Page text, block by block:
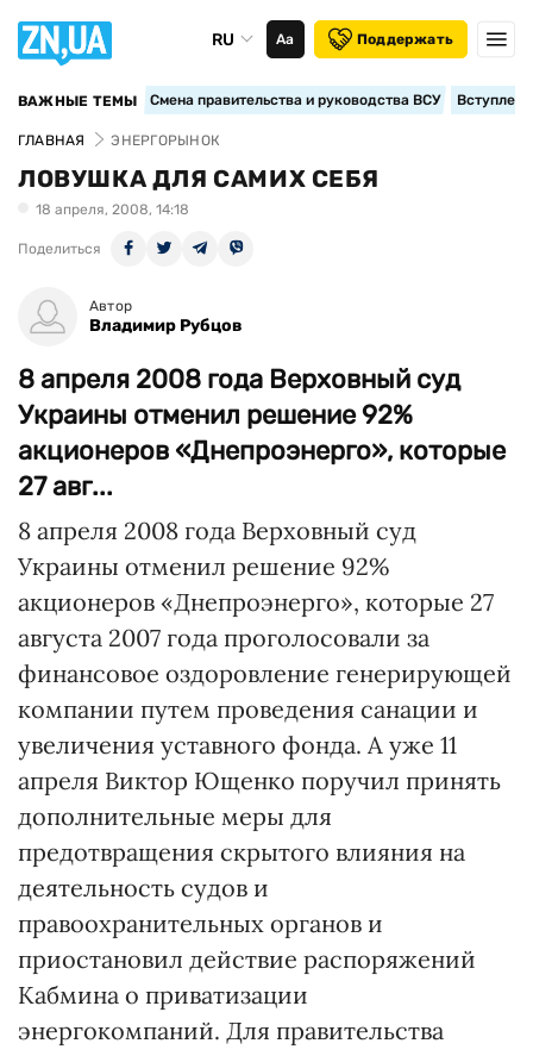
RU Аа Поддержать
ВАЖНЫЕ ТЕМЫ Смена правительства и руководства ВСУ
ГЛАВНАЯ ЭНЕРГОРЫНОК
ЛОВУШКА ДЛЯ САМИХ СЕБЯ
18 апреля, 2008, 14:18
Поделиться
Автор
Владимир Рубцов
8 апреля 2008 года Верховный суд
Украины отменил решение 92%
акционеров «Днепроэнерго», которые
27 авг...
8 апреля 2008 года Верховный суд
Украины отменил решение 92%
акционеров «Днепроэнерго», которые 27
августа 2007 года проголосовали за
финансовое оздоровление генерирующей
компании путем проведения санации и
увеличения уставного фонда. А уже 11
апреля Виктор Ющенко поручил принять
дополнительные меры для
предотвращения скрытого влияния на
деятельность судов и
правоохранительных органов и
приостановил действие распоряжений
Кабмина о приватизации
энергокомпаний. Для правительства